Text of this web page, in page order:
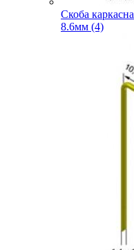
Скоба
8.6мм (4)